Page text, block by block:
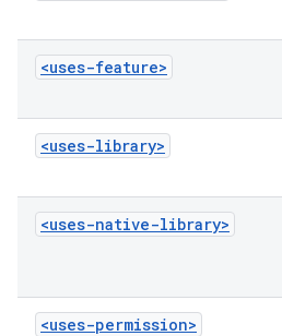
<uses-feature>
<uses-library>
<uses-native-library>
<uses-permission>